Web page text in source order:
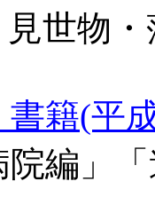
世物・
書籍(平
編」「